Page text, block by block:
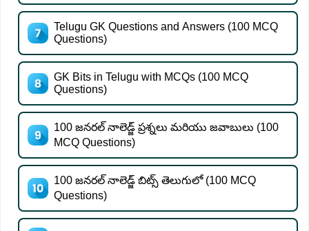
Telugu GK Questions and Answers (100 MCQ
Questions)
GK Bits in Telugu with MCQs (100 MCQ
Questions)
100 జనరల్ నాలెడ్జ్ ప్రశ్నలు మరియు జవాబులు (100
MCQ Questions)
100 జనరల్ నాలెడ్జ్ బిట్స్ తెలుగులో (100 MCQ
Questions)